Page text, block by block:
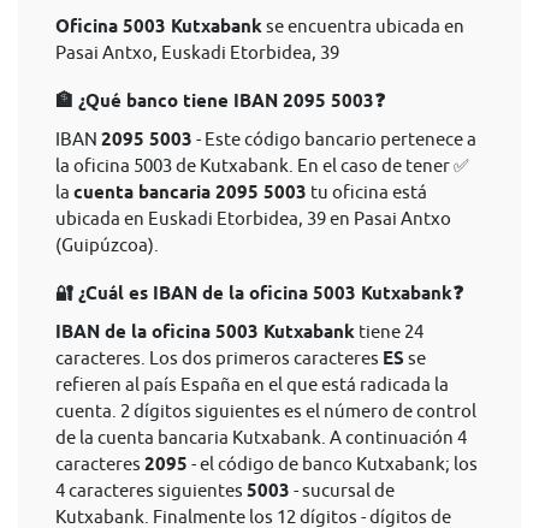
Oficina 5003 Kutxabankse encuentra ubicada en
Pasai Antxo, Euskadi Etorbidea, 39
🏦 ¿Qué banco tiene IBAN 2095 5003❓
IBAN 2095 5003 - Este código bancario pertenece a
la oficina 5003 de Kutxabank. En el caso de tener ✅
la cuenta bancaria 2095 5003 tu oficina está
ubicada en Euskadi Etorbidea, 39 en Pasai Antxo
(Guipúzcoa).
🔐 ¿Cuál es IBAN de la oficina 5003 Kutxabank❓
IBAN de la oficina 5003 Kutxabank tiene 24
caracteres. Los dos primeros caracteres ES se
refieren al país España en el que está radicada la
cuenta. 2 dígitos siguientes es el número de control
de la cuenta bancaria Kutxabank. A continuación 4
caracteres 2095 - el código de banco Kutxabank; los
4 caracteres siguientes 5003 - sucursal de
Kutxabank. Finalmente los 12 dígitos - dígitos de